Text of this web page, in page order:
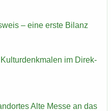
– eine erste Bi­lanz
im Di­rek­
Alte Messe an das